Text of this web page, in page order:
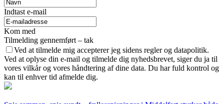
Indtast e-mail
Kom med
Tilmelding gennemført – tak
Ved at tilmelde mig accepterer jeg sidens regler og datapolitik.
Ved at oplyse din e-mail og tilmelde dig nyhedsbrevet, siger du ja til
vores vilkår og vores håndtering af dine data. Du har fuld kontrol og
kan til enhver tid afmelde dig.